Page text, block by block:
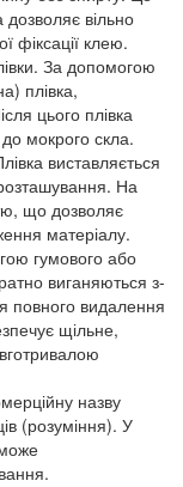
вільно
фіксації клею.
За допомогою
плівка,
цього плівка
мокрого скла.
виставляється
На
що дозволяє
матеріалу.
гумового або
виганяються з-
повного видалення
щільне,
назву
(розуміння). У